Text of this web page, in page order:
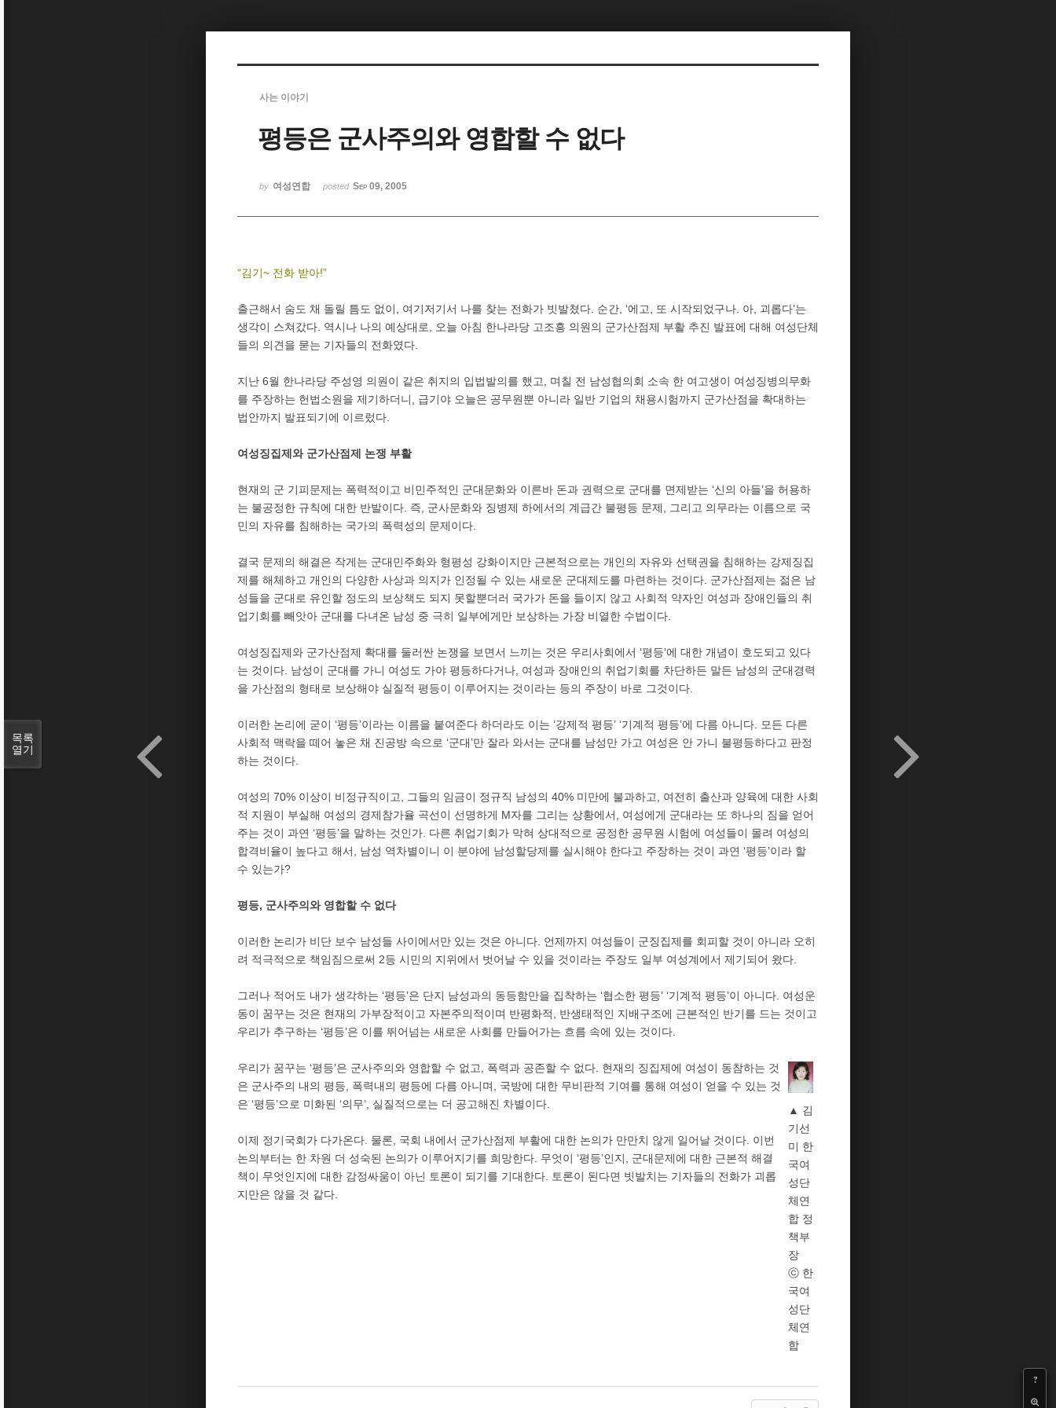
사는 이야기
평등은 군사주의와 영합할 수 없다
by 여성연합 posted Sep 09, 2005
?
“김기~ 전화 받아!”
출근해서 숨도 채 돌릴 틈도 없이, 여기저기서 나를 찾는 전화가 빗발쳤다. 순간, ‘에고, 또 시작되었구나. 아, 괴롭다’는
생각이 스쳐갔다. 역시나 나의 예상대로, 오늘 아침 한나라당 고조흥 의원의 군가산점제 부활 추진 발표에 대해 여성단체
들의 의견을 묻는 기자들의 전화였다.
지난 6월 한나라당 주성영 의원이 같은 취지의 입법발의를 했고, 며칠 전 남성협의회 소속 한 여고생이 여성징병의무화
를 주장하는 헌법소원을 제기하더니, 급기야 오늘은 공무원뿐 아니라 일반 기업의 채용시험까지 군가산점을 확대하는
법안까지 발표되기에 이르렀다.
여성징집제와 군가산점제 논쟁 부활
현재의 군 기피문제는 폭력적이고 비민주적인 군대문화와 이른바 돈과 권력으로 군대를 면제받는 ‘신의 아들’을 허용하
는 불공정한 규칙에 대한 반발이다. 즉, 군사문화와 징병제 하에서의 계급간 불평등 문제, 그리고 의무라는 이름으로 국
민의 자유를 침해하는 국가의 폭력성의 문제이다.
결국 문제의 해결은 작게는 군대민주화와 형평성 강화이지만 근본적으로는 개인의 자유와 선택권을 침해하는 강제징집
제를 해체하고 개인의 다양한 사상과 의지가 인정될 수 있는 새로운 군대제도를 마련하는 것이다. 군가산점제는 젊은 남
성들을 군대로 유인할 정도의 보상책도 되지 못할뿐더러 국가가 돈을 들이지 않고 사회적 약자인 여성과 장애인들의 취
업기회를 빼앗아 군대를 다녀온 남성 중 극히 일부에게만 보상하는 가장 비열한 수법이다.
여성징집제와 군가산점제 확대를 둘러싼 논쟁을 보면서 느끼는 것은 우리사회에서 ‘평등’에 대한 개념이 호도되고 있다
는 것이다. 남성이 군대를 가니 여성도 가야 평등하다거나, 여성과 장애인의 취업기회를 차단하든 말든 남성의 군대경력
을 가산점의 형태로 보상해야 실질적 평등이 이루어지는 것이라는 등의 주장이 바로 그것이다.
이러한 논리에 굳이 ‘평등’이라는 이름을 붙여준다 하더라도 이는 ‘강제적 평등’ ‘기계적 평등’에 다름 아니다. 모든 다른
사회적 맥락을 떼어 놓은 채 진공방 속으로 ‘군대’만 잘라 와서는 군대를 남성만 가고 여성은 안 가니 불평등하다고 판정
하는 것이다.
여성의 70% 이상이 비정규직이고, 그들의 임금이 정규직 남성의 40% 미만에 불과하고, 여전히 출산과 양육에 대한 사회
적 지원이 부실해 여성의 경제참가율 곡선이 선명하게 M자를 그리는 상황에서, 여성에게 군대라는 또 하나의 짐을 얻어
주는 것이 과연 ‘평등’을 말하는 것인가. 다른 취업기회가 막혀 상대적으로 공정한 공무원 시험에 여성들이 몰려 여성의
합격비율이 높다고 해서, 남성 역차별이니 이 분야에 남성할당제를 실시해야 한다고 주장하는 것이 과연 ‘평등’이라 할
수 있는가?
평등, 군사주의와 영합할 수 없다
이러한 논리가 비단 보수 남성들 사이에서만 있는 것은 아니다. 언제까지 여성들이 군징집제를 회피할 것이 아니라 오히
려 적극적으로 책임짐으로써 2등 시민의 지위에서 벗어날 수 있을 것이라는 주장도 일부 여성계에서 제기되어 왔다.
그러나 적어도 내가 생각하는 ‘평등’은 단지 남성과의 동등함만을 집착하는 ‘협소한 평등’ ‘기계적 평등’이 아니다. 여성운
동이 꿈꾸는 것은 현재의 가부장적이고 자본주의적이며 반평화적, 반생태적인 지배구조에 근본적인 반기를 드는 것이고
우리가 추구하는 ‘평등’은 이를 뛰어넘는 새로운 사회를 만들어가는 흐름 속에 있는 것이다.
▲ 김
기선
미 한
국여
성단
체연
합 정
책부
장
ⓒ 한
국여
성단
체연
합
우리가 꿈꾸는 ‘평등’은 군사주의와 영합할 수 없고, 폭력과 공존할 수 없다. 현재의 징집제에 여성이 동참하는 것
은 군사주의 내의 평등, 폭력내의 평등에 다름 아니며, 국방에 대한 무비판적 기여를 통해 여성이 얻을 수 있는 것
은 ‘평등’으로 미화된 ‘의무’, 실질적으로는 더 공고해진 차별이다.
이제 정기국회가 다가온다. 물론, 국회 내에서 군가산점제 부활에 대한 논의가 만만치 않게 일어날 것이다. 이번
논의부터는 한 차원 더 성숙된 논의가 이루어지기를 희망한다. 무엇이 ‘평등’인지, 군대문제에 대한 근본적 해결
책이 무엇인지에 대한 감정싸움이 아닌 토론이 되기를 기대한다. 토론이 된다면 빗발치는 기자들의 전화가 괴롭
지만은 않을 것 같다.
목록
열기
Sketchbook5, 스케치북5
Sketchbook5, 스케치북5